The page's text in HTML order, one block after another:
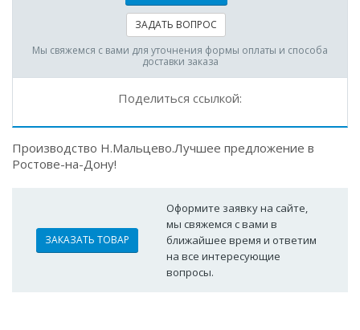
ЗАДАТЬ ВОПРОС
Мы свяжемся с вами для уточнения формы оплаты и способа
доставки заказа
Поделиться ссылкой:
Производство Н.Мальцево.Лучшее предложение в
Ростове-на-Дону!
ЗАКАЗАТЬ ТОВАР
Оформите заявку на сайте,
мы свяжемся с вами в
ближайшее время и ответим
на все интересующие
вопросы.